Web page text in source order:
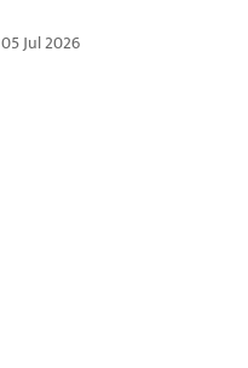
05 Jul 2026